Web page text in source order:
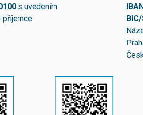
s uvedením
příjemce.